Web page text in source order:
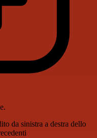
da sinistra a destra dello